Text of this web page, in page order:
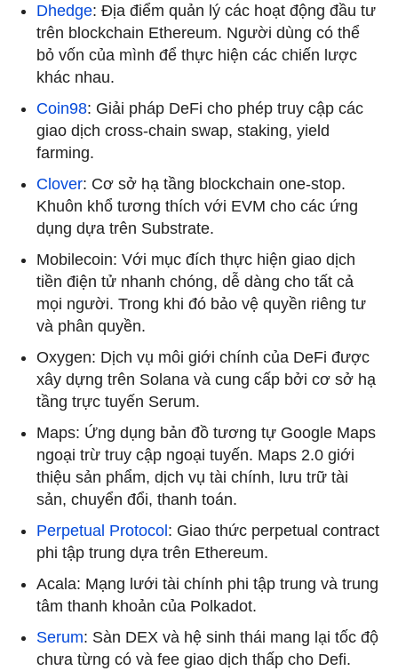
Dhedge: Địa điểm quản lý các hoạt động đầu tư
trên blockchain Ethereum. Người dùng có thể
bỏ vốn của mình để thực hiện các chiến lược
khác nhau.
Coin98: Giải pháp DeFi cho phép truy cập các
giao dịch cross-chain swap, staking, yield
farming.
Clover: Cơ sở hạ tầng blockchain one-stop.
Khuôn khổ tương thích với EVM cho các ứng
dụng dựa trên Substrate.
Mobilecoin: Với mục đích thực hiện giao dịch
tiền điện tử nhanh chóng, dễ dàng cho tất cả
mọi người. Trong khi đó bảo vệ quyền riêng tư
và phân quyền.
Oxygen: Dịch vụ môi giới chính của DeFi được
xây dựng trên Solana và cung cấp bởi cơ sở hạ
tầng trực tuyến Serum.
Maps: Ứng dụng bản đồ tương tự Google Maps
ngoại trừ truy cập ngoại tuyến. Maps 2.0 giới
thiệu sản phẩm, dịch vụ tài chính, lưu trữ tài
sản, chuyển đổi, thanh toán.
Perpetual Protocol: Giao thức perpetual contract
phi tập trung dựa trên Ethereum.
Acala: Mạng lưới tài chính phi tập trung và trung
tâm thanh khoản của Polkadot.
Serum: Sàn DEX và hệ sinh thái mang lại tốc độ
chưa từng có và fee giao dịch thấp cho Defi.